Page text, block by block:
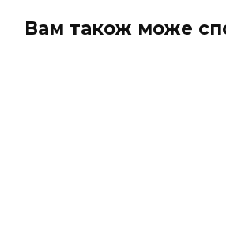
Вам також може